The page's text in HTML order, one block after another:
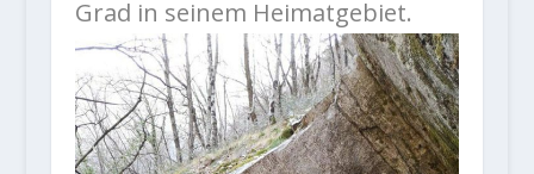
Grad in seinem Heimatgebiet.